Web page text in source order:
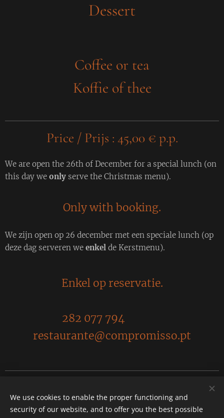
Dessert
Coffee or tea
Koffie of thee
Price / Prijs : 45,00 € p.p.
We are open the 26th of December for a special lunch (on
this day we only serve the Christmas menu).
Only with booking.
We zijn open op 26 december met een speciale lunch (op
deze dag serveren we enkel de Kerstmenu).
Enkel op reservatie.
282 077 794
restaurante@compromisso.pt
Tel. 282 077 794
We use cookies to enable the proper functioning and
security of our website, and to offer you the best possible